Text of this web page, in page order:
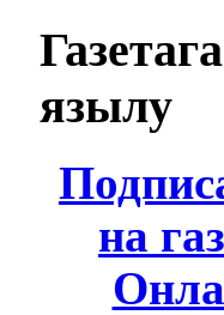
Газетага
язылу
на